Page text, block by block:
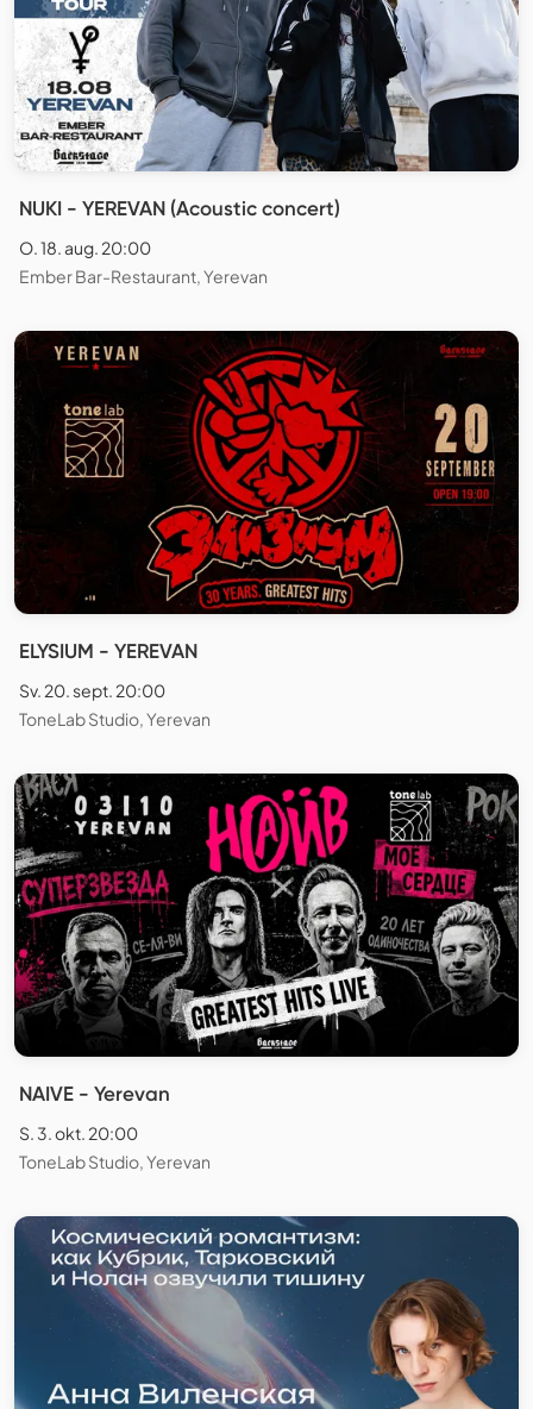
NUKI - YEREVAN (Acoustic concert)
O. 18. aug. 20:00
Ember Bar-Restaurant, Yerevan
ELYSIUM - YEREVAN
Sv. 20. sept. 20:00
ToneLab Studio, Yerevan
NAIVE - Yerevan
S. 3. okt. 20:00
ToneLab Studio, Yerevan